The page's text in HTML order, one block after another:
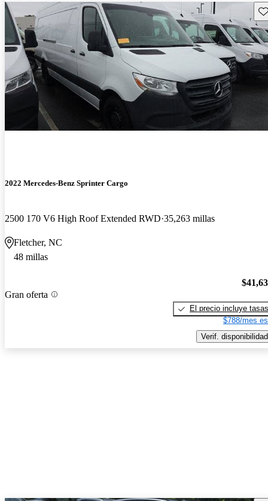
2022 Mercedes-Benz Sprinter Cargo
2500 170 V6 High Roof Extended RWD 35,263 millas
Fletcher, NC
48 millas
Gran oferta
El precio incluye tasas
$788/mes
Verif. disponibilidad